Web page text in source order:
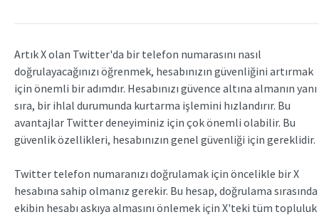
Artık X olan Twitter'da bir telefon numarasını nasıl
doğrulayacağınızı öğrenmek, hesabınızın güvenliğini artırmak
için önemli bir adımdır. Hesabınızı güvence altına almanın yanı
sıra, bir ihlal durumunda kurtarma işlemini hızlandırır. Bu
avantajlar Twitter deneyiminiz için çok önemli olabilir. Bu
güvenlik özellikleri, hesabınızın genel güvenliği için gereklidir.
Twitter telefon numaranızı doğrulamak için öncelikle bir X
hesabına sahip olmanız gerekir. Bu hesap, doğrulama sırasında
ekibin hesabı askıya almasını önlemek için X'teki tüm topluluk